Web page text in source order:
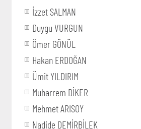
İzzet SALMAN
Duygu VURGUN
Ömer GÖNÜL
Hakan ERDOĞAN
Ümit YILDIRIM
Muharrem DİKER
Mehmet ARISOY
Nadide DEMİRBİLEK